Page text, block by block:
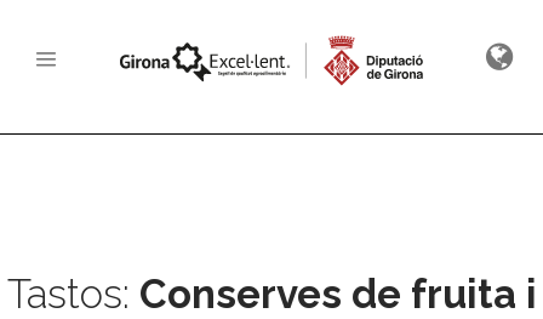
Tastos: Conserves de fruita i